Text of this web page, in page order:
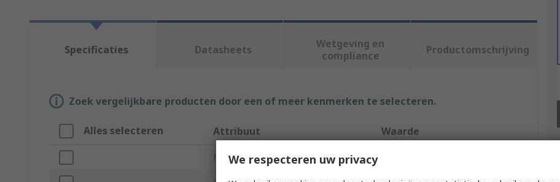
Specificaties Datasheets
Wetgeving en
compliance
Productomschrijving
Zoek vergelijkbare producten door een of meer kenmerken te selecteren.
Alles selecteren Attribuut Waarde
MerkWe respecteren uw privacy